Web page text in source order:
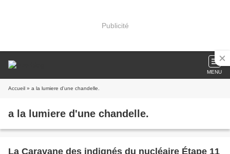
Publicité
MENU
Accueil » a la lumiere d'une chandelle.
a la lumiere d'une chandelle.
La Caravane des indignés du nucléaire Étape 11